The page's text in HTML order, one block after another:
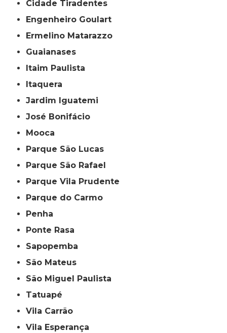
Cidade Tiradentes
Engenheiro Goulart
Ermelino Matarazzo
Guaianases
Itaim Paulista
Itaquera
Jardim Iguatemi
José Bonifácio
Mooca
Parque São Lucas
Parque São Rafael
Parque Vila Prudente
Parque do Carmo
Penha
Ponte Rasa
Sapopemba
São Mateus
São Miguel Paulista
Tatuapé
Vila Carrão
Vila Esperança